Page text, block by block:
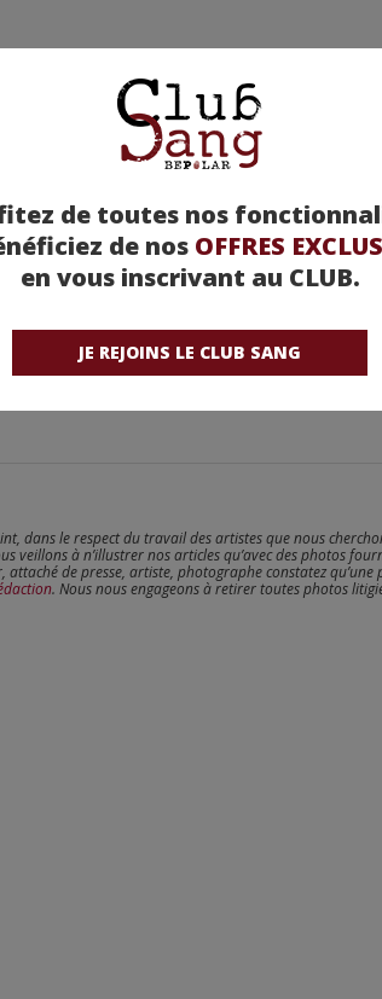
de toutes nos
de nos OFFRES
en vous inscrivant au CLUB.
JE REJOINS LE CLUB SANG
dans le respect du travail des artistes que nous
à n’illustrer nos articles qu’avec des photos
de presse, artiste, photographe constatez qu’une
. Nous nous engageons à retirer toutes photos